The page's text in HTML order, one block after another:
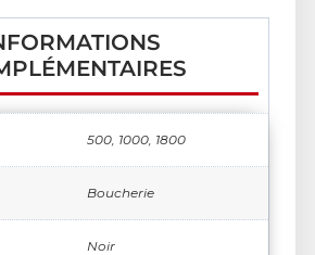
500, 1000, 1800
Boucherie
Noir